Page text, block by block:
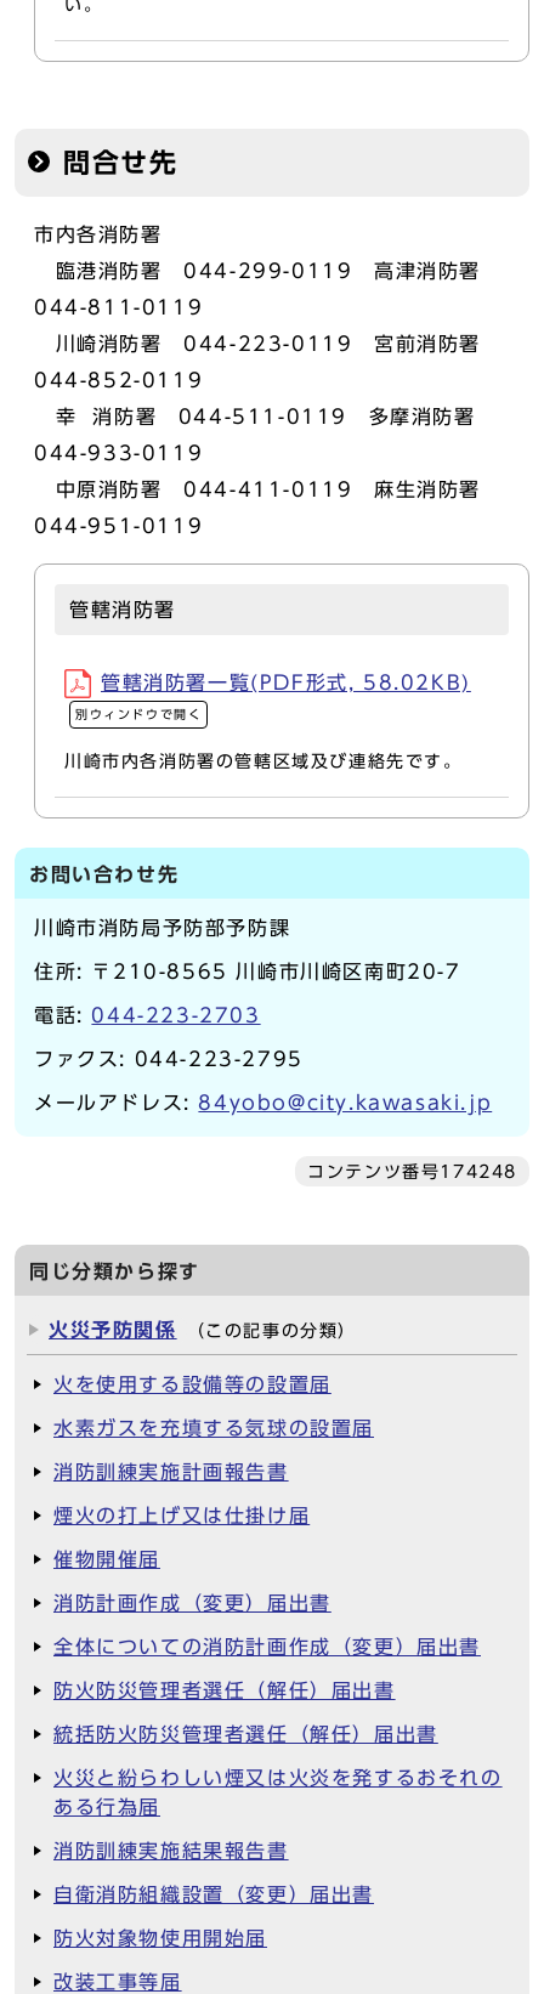
い。
問合せ先
市内各消防署
臨港消防署 044-299-0119 高津消防署
044-811-0119
川崎消防署 044-223-0119 宮前消防署
044-852-0119
幸 消防署 044-511-0119 多摩消防署
044-933-0119
中原消防署 044-411-0119 麻生消防署
044-951-0119
管轄消防署
管轄消防署一覧(PDF形式, 58.02KB)
別ウィンドウで開く
川崎市内各消防署の管轄区域及び連絡先です。
お問い合わせ先
川崎市消防局予防部予防課
住所: 〒210-8565 川崎市川崎区南町20-7
電話: 044-223-2703
ファクス: 044-223-2795
メールアドレス:84yobo@city.kawasaki.jp
コンテンツ番号174248
同じ分類から探す
火災予防関係 （この記事の分類）
火を使用する設備等の設置届
水素ガスを充填する気球の設置届
消防訓練実施計画報告書
煙火の打上げ又は仕掛け届
催物開催届
消防計画作成（変更）届出書
全体についての消防計画作成（変更）届出書
防火防災管理者選任（解任）届出書
統括防火防災管理者選任（解任）届出書
火災と紛らわしい煙又は火炎を発するおそれの
ある行為届
消防訓練実施結果報告書
自衛消防組織設置（変更）届出書
防火対象物使用開始届
改装工事等届